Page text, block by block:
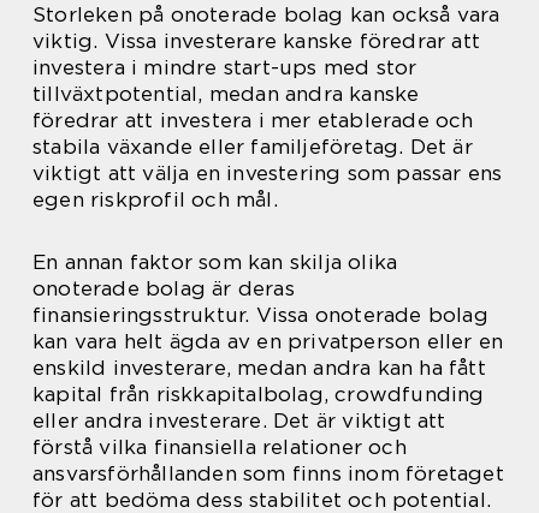
Storleken på onoterade bolag kan också vara
viktig. Vissa investerare kanske föredrar att
investera i mindre start-ups med stor
tillväxtpotential, medan andra kanske
föredrar att investera i mer etablerade och
stabila växande eller familjeföretag. Det är
viktigt att välja en investering som passar ens
egen riskprofil och mål.
En annan faktor som kan skilja olika
onoterade bolag är deras
finansieringsstruktur. Vissa onoterade bolag
kan vara helt ägda av en privatperson eller en
enskild investerare, medan andra kan ha fått
kapital från riskkapitalbolag, crowdfunding
eller andra investerare. Det är viktigt att
förstå vilka finansiella relationer och
ansvarsförhållanden som finns inom företaget
för att bedöma dess stabilitet och potential.